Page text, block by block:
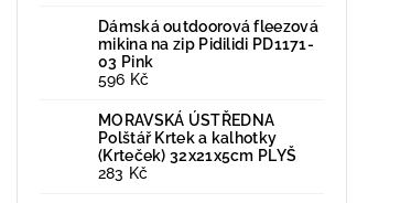
Dámská outdoorová fleezová
mikina na zip Pidilidi PD1171-
03 Pink
596 Kč
MORAVSKÁ ÚSTŘEDNA
Polštář Krtek a kalhotky
(Krteček) 32x21x5cm PLYŠ
283 Kč